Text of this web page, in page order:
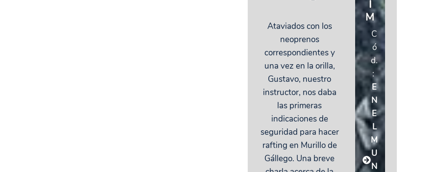
Ataviados con los
neoprenos
correspondientes y
una vez en la orilla,
Gustavo, nuestro
instructor, nos daba
las primeras
indicaciones de
seguridad para hacer
rafting en Murillo de
Gállego. Una breve
I
M
C
ó
d.
:
E
N
E
L
M
U
N